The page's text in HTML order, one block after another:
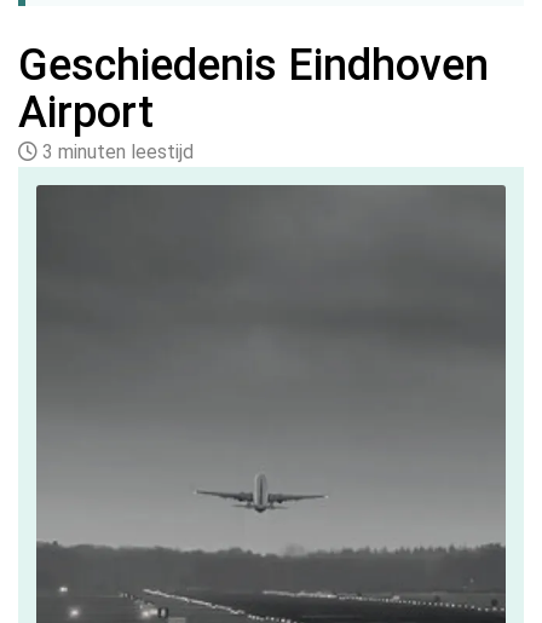
Geschiedenis Eindhoven
Airport
3 minuten leestijd